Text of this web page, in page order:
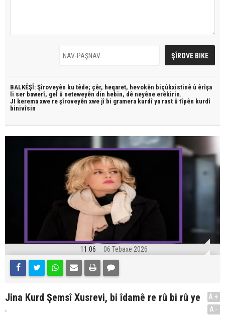
BALKÊŞÎ: Şîroveyên ku têde; çêr, heqaret, hevokên biçûkxistinê û êrîşa
li ser bawerî, gel û neteweyên din hebin, dê neyêne erêkirin.
JI kerema xwe re şîroveyên xwe jî bi gramera kurdî ya rast û tîpên kurdî
binivîsin
11:06 06 Tebaxe 2026
Jina Kurd Şemsî Xusrevi, bi îdamê re rû bi rû ye
.
A+
A-